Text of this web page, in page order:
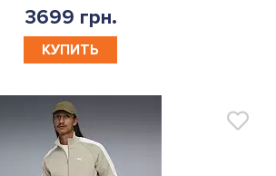
3699 грн.
КУПИТЬ